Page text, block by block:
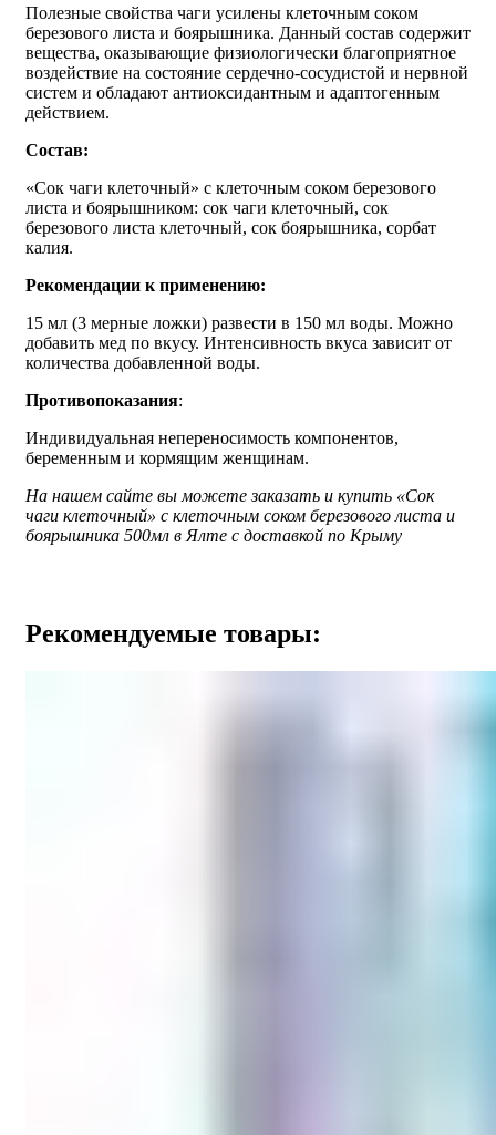
Полезные свойства чаги усилены клеточным соком
березового листа и боярышника. Данный состав содержит
вещества, оказывающие физиологически благоприятное
воздействие на состояние сердечно-сосудистой и нервной
систем и обладают антиоксидантным и адаптогенным
действием.
Состав:
«Сок чаги клеточный» с клеточным соком березового
листа и боярышником: сок чаги клеточный, сок
березового листа клеточный, сок боярышника, сорбат
калия.
Рекомендации к применению:
15 мл (3 мерные ложки) развести в 150 мл воды. Можно
добавить мед по вкусу. Интенсивность вкуса зависит от
количества добавленной воды.
Противопоказания:
Индивидуальная непереносимость компонентов,
беременным и кормящим женщинам.
На нашем сайте вы можете заказать и купить «Сок
чаги клеточный» с клеточным соком березового листа и
боярышника 500мл в Ялте с доставкой по Крыму
Рекомендуемые товары: